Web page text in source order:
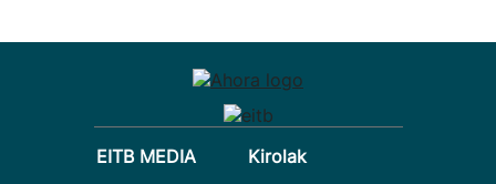
EITB MEDIA
Kirolak